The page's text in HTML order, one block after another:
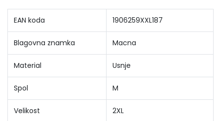
EAN koda 1906259XXL187
Blagovna znamka Macna
Material Usnje
Spol M
Velikost 2XL